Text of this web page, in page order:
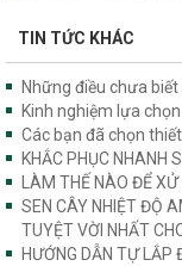
TIN TỨC KHÁC
Những điều chưa
Kinh nghiệm lựa
Các bạn đã chọn
KHẮC PHỤC NHANH
LÀM THẾ NÀO ĐỂ
SEN CÂY NHIỆT ĐỘ
TUYỆT VỜI NHẤT
HƯỚNG DẪN TỰ LẮP